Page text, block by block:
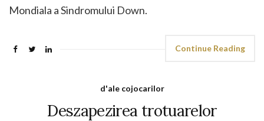
Mondiala a Sindromului Down.
Continue Reading
d'ale cojocarilor
Deszapezirea trotuarelor